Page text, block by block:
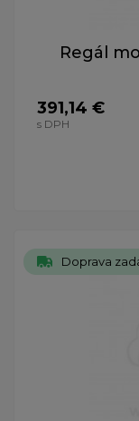
Regál
391,14 €
s DPH
Doprava